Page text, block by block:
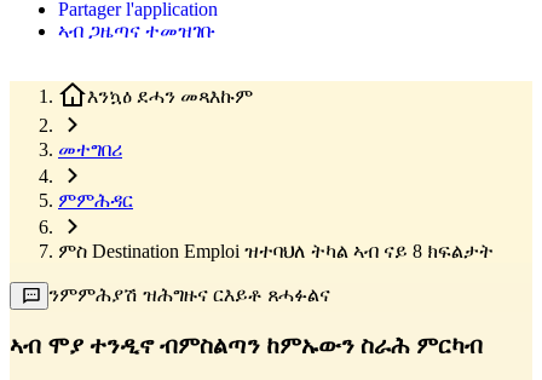
Partager l'application
ኣብ ጋዜጣና ተመዝገቡ
እንኳዕ ደሓን መጻእኩም
መተግበሪ
ምምሕዳር
ምስ Destination Emploi ዝተባህለ ትካል ኣብ ናይ 8 ክፍልታት
ንምምሕያሽ ዝሕግዙና ርእይቶ ጸሓፉልና
ኣብ ሞያ ተንዲኖ ብምስልጣን ከምኡውን ስራሕ ምርካብ